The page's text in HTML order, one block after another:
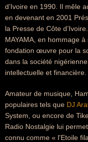
d’Ivoire en 1990. Il mêle
en devenant en 2001
la Presse de Côte
MAYAMA, en hommage
fondation œuvre pour la
dans la société
intellectuelle et financière.
Amateur de musique,
populaires tels que DJ
System, ou encore de
Radio Nostalgie lui
connu comme « l'Etoile